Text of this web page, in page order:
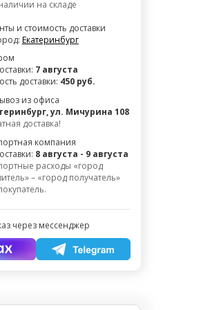
на складе
и стоимость доставки
Екатеринбург
7 августа
доставки: 450 руб.
из офиса
ул. Мичурина 108
доставка!
компания
8 августа - 9 августа
расходы «город
– «город получатель»
через мессенджер